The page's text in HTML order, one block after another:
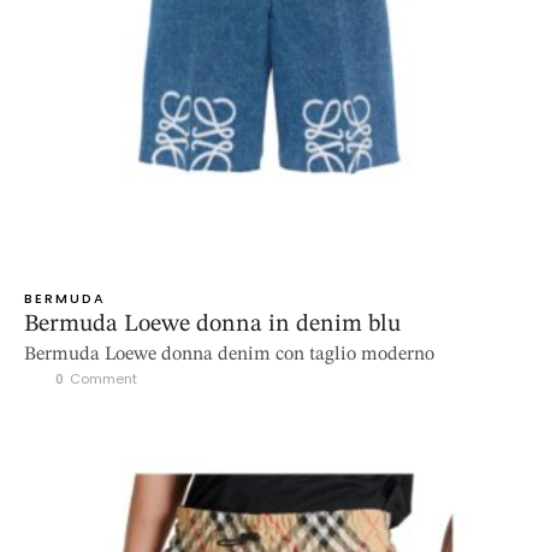
BERMUDA
Bermuda Loewe donna in denim blu
Bermuda Loewe donna denim con taglio moderno
0 Comment